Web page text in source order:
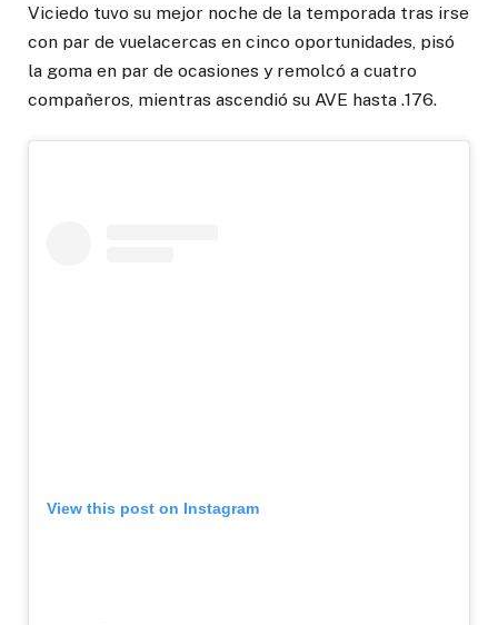
Viciedo tuvo su mejor noche de la temporada tras irse
con par de vuelacercas en cinco oportunidades, pisó
la goma en par de ocasiones y remolcó a cuatro
compañeros, mientras ascendió su AVE hasta .176.
View this post on Instagram